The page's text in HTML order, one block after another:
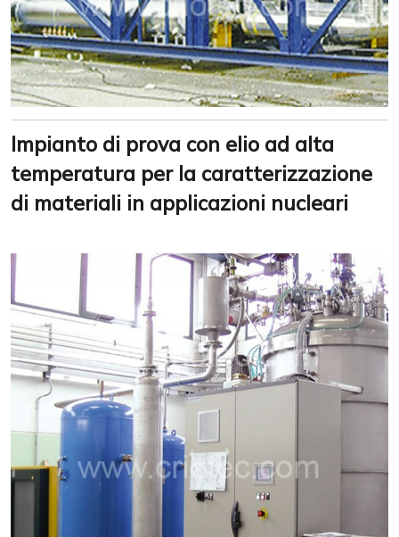
Impianto di prova con elio ad alta
temperatura per la caratterizzazione
di materiali in applicazioni nucleari